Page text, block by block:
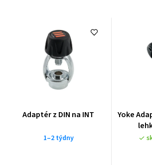
Adaptér z DIN na INT
1–2 týdny
Yoke